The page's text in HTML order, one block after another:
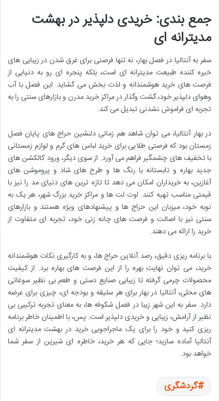
جمع بندی: خریدی دلپذیر در بهشت
مدیترانه ای
سفر به آنتالیا در فصل بهار، نه تنها فرصتی برای غرق شدن در زیبایی های
خیره کننده طبیعت مدیترانه ای است، بلکه پنجره ای رو به دنیایی از
فرصت های خرید هوشمندانه و لذت بخش می گشاید. این فصل با آب
وهوای دلپذیر خود، گشت وگذار در مراکز خرید مدرن و بازارهای سنتی را به
تجربه ای فراموش نشدنی تبدیل می کند.
در بهار آنتالیا، می توان شاهد هم زمانی دلنشین حراج های پایان فصل
زمستان بود که فرصتی طلایی برای خرید لباس های گرم و لوازم زمستانی
با تخفیف های چشمگیر فراهم می آورد. از سوی دیگر، ورود کالکشن های
جدید بهاره و تابستانه با رنگ ها و طرح های شاد و پروموشن های
آغازین، به خریداران امکان می دهد تا تازه ترین های دنیای مد را نیز با
قیمتی مناسب تهیه کنند. اوت لت ها و مراکز خرید بزرگ شهر، هر یک به
نوبه خود، میزبان این حراج ها و پیشنهادهای ویژه هستند و بازارهای
سنتی نیز با اصالت و فرصت های چانه زنی خود، تجربه ای متفاوت از
خرید را ارائه می دهند.
با برنامه ریزی دقیق، رصد آنلاین حراج ها، و به کارگیری نکات هوشمندانه
خرید، می توان نهایت بهره را از این فرصت های بهاره برد. از کیفیت
محصولات چرمی گرفته تا زیبایی صنایع دستی و طعم بی نظیر سوغاتی
های محلی، آنتالیا در بهار برای هر سلیقه و بودجه ای، چیزی برای عرضه
دارد. سفر به این شهر زیبا در فصل شکوفه ها، به معنای تجربه ترکیبی بی
نظیر از آرامش، زیبایی و خریدی دلپذیر است. پس، با اطمینان خاطر برنامه
ریزی کنید و خود را برای یک ماجراجویی خرید در بهشت مدیترانه ای
آنتالیا آماده سازید؛ جایی که هر خرید، خاطره ای شیرین از سفر شما
خواهد بود.
گردشگری